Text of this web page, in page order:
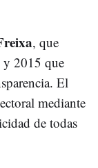
, que
y 2015 que
El
mediante
de todas